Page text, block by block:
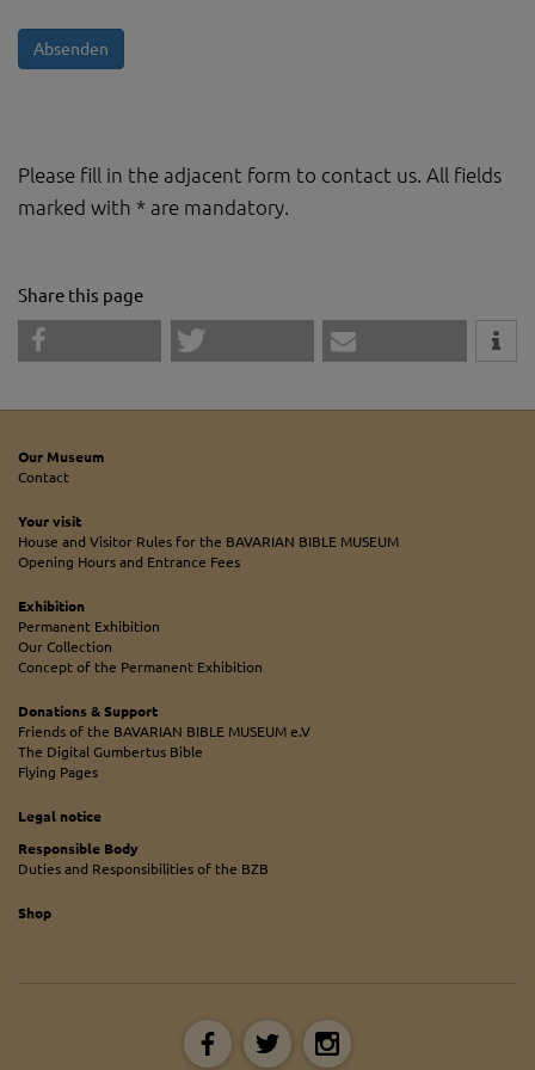
Please fill in the adjacent form to contact us. All fields
marked with * are mandatory.
Share this page
Our Museum
Contact
Your visit
House and Visitor Rules for the BAVARIAN BIBLE MUSEUM
Opening Hours and Entrance Fees
Exhibition
Permanent Exhibition
Our Collection
Concept of the Permanent Exhibition
Donations & Support
Friends of the BAVARIAN BIBLE MUSEUM e.V
The Digital Gumbertus Bible
Flying Pages
Legal notice
Responsible Body
Duties and Responsibilities of the BZB
Shop